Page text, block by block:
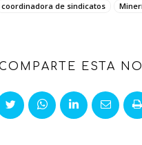
coordinadora de sindicatos
ESTA